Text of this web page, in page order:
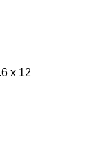
x 12